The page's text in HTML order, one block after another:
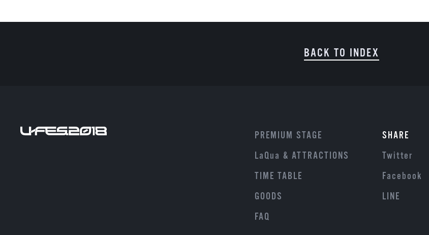
BACK TO INDEX
SHARE
Twitter
Facebook
LINE
PREMIUM STAGE
LaQua & ATTRACTIONS
TIME TABLE
GOODS
FAQ